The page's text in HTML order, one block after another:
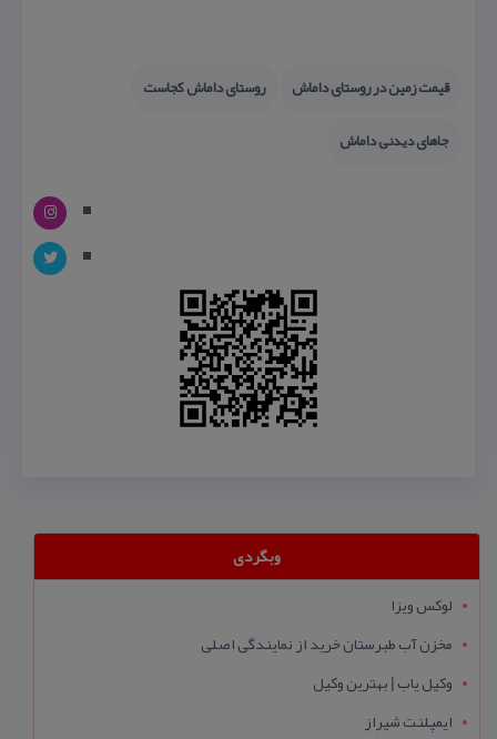
قیمت زمین در روستای داماش
روستای داماش كجاست
جاهای دیدنی داماش
وبگردی
لوکس ویزا
مخزن آب طبرستان خرید از نمایندگی اصلی
وکیل یاب | بهترین وکیل
ایمپلنت شیراز